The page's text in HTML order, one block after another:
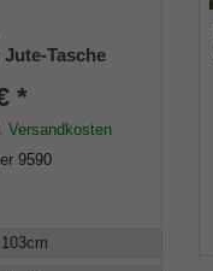
Tasche
*
Versandkosten
9590
103cm